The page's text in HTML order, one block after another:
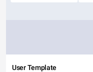
User Template